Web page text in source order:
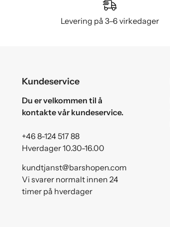
Levering på 3–6 virkedager
Kundeservice
Du er velkommen til å
kontakte vår kundeservice.
+46 8-124 517 88
Hverdager 10.30-16.00
kundtjanst@barshopen.com
Vi svarer normalt innen 24
timer på hverdager